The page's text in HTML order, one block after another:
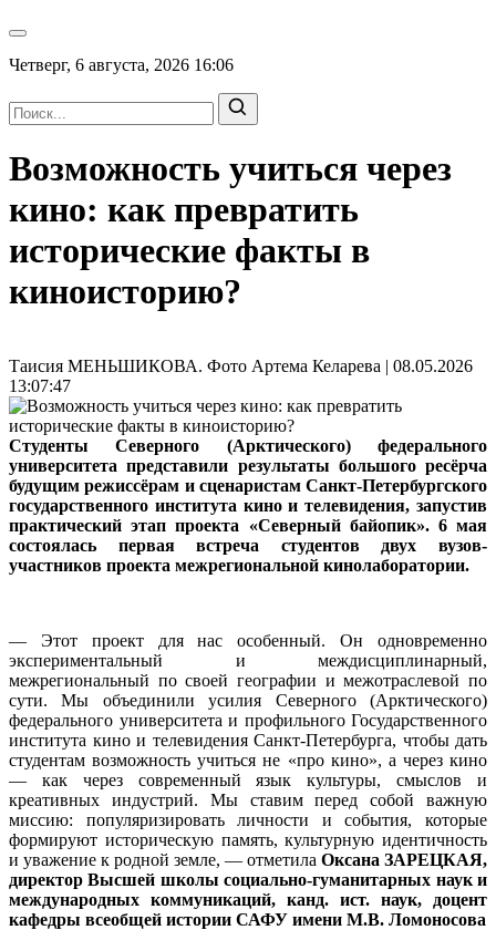
Четверг, 6 августа, 2026 16:06
Возможность учиться через
кино: как превратить
исторические факты в
киноисторию?
Таисия МЕНЬШИКОВА. Фото Артема Келарева | 08.05.2026
13:07:47
Студенты Северного (Арктического) федерального
университета представили результаты большого ресёрча
будущим режиссёрам и сценаристам Санкт-Петербургского
государственного института кино и телевидения, запустив
практический этап проекта «Северный байопик». 6 мая
состоялась первая встреча студентов двух вузов-
участников проекта межрегиональной кинолаборатории.
— Этот проект для нас особенный. Он одновременно
экспериментальный и междисциплинарный,
межрегиональный по своей географии и межотраслевой по
сути. Мы объединили усилия Северного (Арктического)
федерального университета и профильного Государственного
института кино и телевидения Санкт‑Петербурга, чтобы дать
студентам возможность учиться не «про кино», а через кино
— как через современный язык культуры, смыслов и
креативных индустрий. Мы ставим перед собой важную
миссию: популяризировать личности и события, которые
формируют историческую память, культурную идентичность
и уважение к родной земле, — отметила Оксана ЗАРЕЦКАЯ,
директор Высшей школы социально-гуманитарных наук и
международных коммуникаций, канд. ист. наук, доцент
кафедры всеобщей истории САФУ имени М.В. Ломоносова